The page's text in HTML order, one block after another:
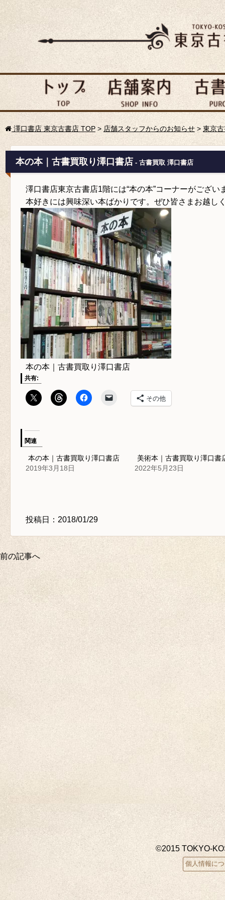
澤口書店 東京古書店 TOP > 店舗スタッフからのお知らせ> 東京
本の本｜古書買取り澤口書店 - 古書買取 澤口書店
澤口書店東京古書店1階には“本の本”コーナーがござい
本好きには興味深い本ばかりです。ぜひ皆さまお越し
本の本｜古書買取り澤口書店
共有:
その他
関連
本の本｜古書買取り澤口書店
2019年3月18日
美術本｜古書買取り澤口書
2022年5月23日
投稿日：2018/01/29
前の記事へ
©2015 TOKYO-
個人情報に